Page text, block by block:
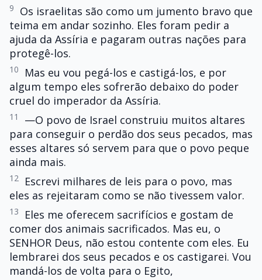
9
Os israelitas são como um jumento bravo que
teima em andar sozinho. Eles foram pedir a
ajuda da Assíria e pagaram outras nações para
protegê-los.
10
Mas eu vou pegá-los e castigá-los, e por
algum tempo eles sofrerão debaixo do poder
cruel do imperador da Assíria.
11
—O povo de Israel construiu muitos altares
para conseguir o perdão dos seus pecados, mas
esses altares só servem para que o povo peque
ainda mais.
12
Escrevi milhares de leis para o povo, mas
eles as rejeitaram como se não tivessem valor.
13
Eles me oferecem sacrifícios e gostam de
comer dos animais sacrificados. Mas eu, o
SENHOR Deus, não estou contente com eles. Eu
lembrarei dos seus pecados e os castigarei. Vou
mandá-los de volta para o Egito,